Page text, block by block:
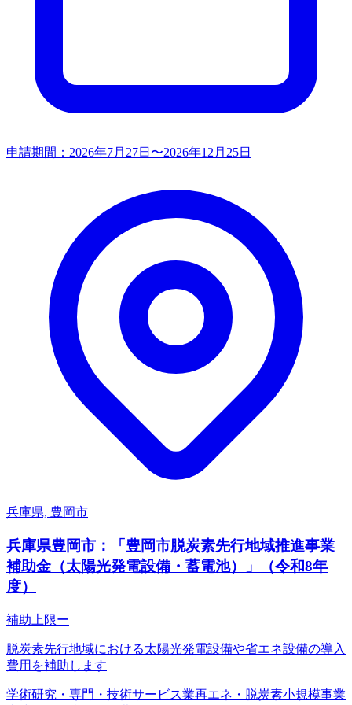
申請期間： 2026年7月27日〜2026年12月25日
兵庫県, 豊岡市
兵庫県豊岡市：「豊岡市脱炭素先行地域推進事業
補助金（太陽光発電設備・蓄電池）」（令和8年
度）
補助上限ー
脱炭素先行地域における太陽光発電設備や省エネ設備の導入
費用を補助します
学術研究・専門・技術サービス業再エネ・脱炭素小規模事業